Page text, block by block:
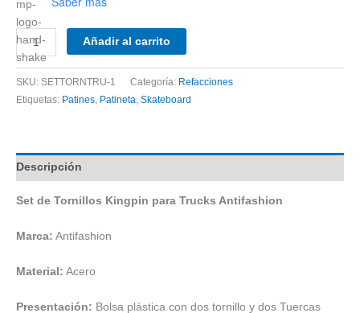
Set
de
Tornillos
Kingpin
para
cantidad
Añadir al carrito
SKU: SETTORNTRU-1 Categoría: Refacciones
Etiquetas: Patines, Patineta, Skateboard
Descripción
Set de Tornillos Kingpin para Trucks Antifashion
Marca: Antifashion
Material: Acero
Presentación: Bolsa plástica con dos tornillo y dos Tuercas